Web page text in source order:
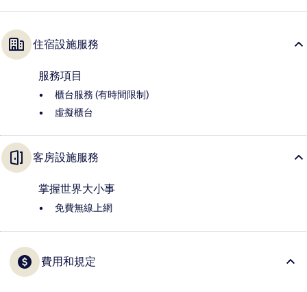
住宿設施服務
服務項目
櫃台服務 (有時間限制)
虛擬櫃台
客房設施服務
掌握世界大小事
免費無線上網
費用和規定